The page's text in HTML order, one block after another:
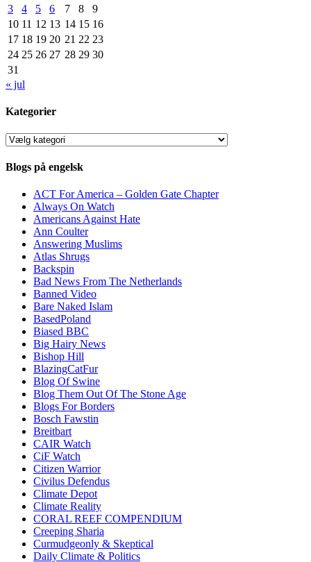
3
4 5 6 7 8
9
10 11 12 13 14 15 16
17 18 19 20 21 22 23
24 25 26 27 28 29 30
31
« jul
Kategorier
Kategorier
Blogs på engelsk
ACT For America – Golden Gate Chapter
Always On Watch
Americans Against Hate
Ann Coulter
Answering Muslims
Atlas Shrugs
Backspin
Bad News From The Netherlands
Banned Video
Bare Naked Islam
BasedPoland
Biased BBC
Big Hairy News
Bishop Hill
BlazingCatFur
Blog Of Swine
Blog Them Out Of The Stone Age
Blogs For Borders
Bosch Fawstin
Breitbart
CAIR Watch
CiF Watch
Citizen Warrior
Civilus Defendus
Climate Depot
Climate Reality
CORAL REEF COMPENDIUM
Creeping Sharia
Curmudgeonly & Skeptical
Daily Climate & Politics